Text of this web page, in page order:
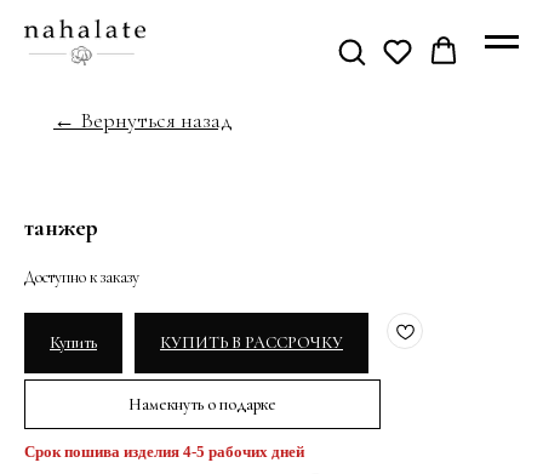
← Вернуться назад
танжер
Купить КУПИТЬ В РАССРОЧКУ
Намекнуть о подарке
Срок пошива изделия 4-5 рабочих дней